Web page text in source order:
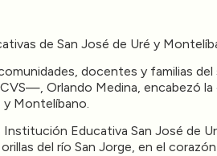
de San José de Uré y
docentes y familias
Orlando Medina, encabezó
y Montelíbano.
Educativa San José de
del río San Jorge, en el